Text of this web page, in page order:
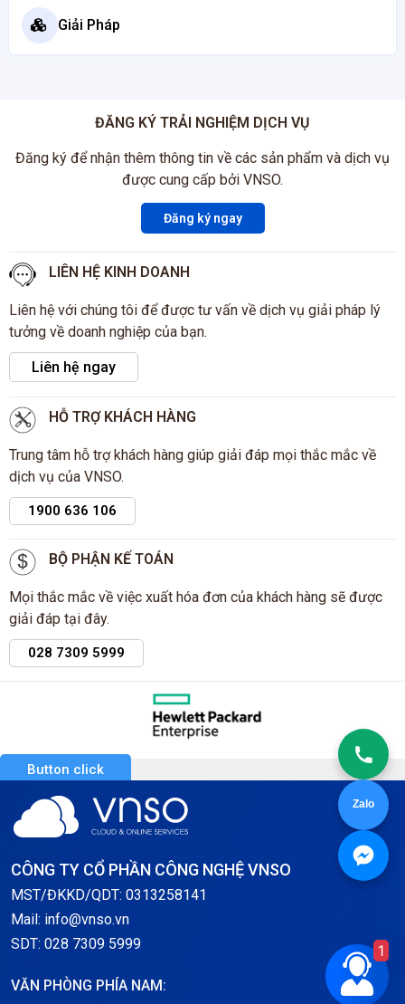
Zalo
Giải Pháp
ĐĂNG KÝ TRẢI NGHIỆM DỊCH VỤ
Đăng ký để nhận thêm thông tin về các sản phẩm và dịch vụ
được cung cấp bởi VNSO.
Đăng ký ngay
LIÊN HỆ KINH DOANH
Liên hệ với chúng tôi để được tư vấn về dịch vụ giải pháp lý
tưởng về doanh nghiệp của bạn.
Liên hệ ngay
HỖ TRỢ KHÁCH HÀNG
Trung tâm hỗ trợ khách hàng giúp giải đáp mọi thắc mắc về
dịch vụ của VNSO.
1900 636 106
BỘ PHẬN KẾ TOÁN
Mọi thắc mắc về việc xuất hóa đơn của khách hàng sẽ được
giải đáp tại đây.
028 7309 5999
Button click
CÔNG TY CỔ PHẦN CÔNG NGHỆ VNSO
MST/ĐKKD/QDT: 0313258141
Mail: info@vnso.vn
SDT: 028 7309 5999
VĂN PHÒNG PHÍA NAM:
1